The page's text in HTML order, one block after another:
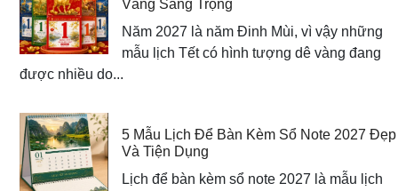
Vàng Sang Trọng
Năm 2027 là năm Đinh Mùi, vì vậy những
mẫu lịch Tết có hình tượng dê vàng đang
được nhiều do...
5 Mẫu Lịch Để Bàn Kèm Sổ Note 2027 Đẹp
Và Tiện Dụng
Lịch để bàn kèm sổ note 2027 là mẫu lịch